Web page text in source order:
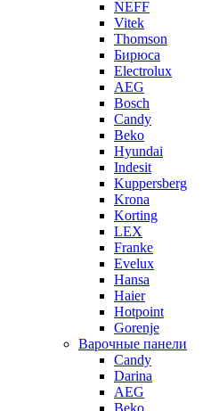
NEFF
Vitek
Thomson
Бирюса
Electrolux
AEG
Bosch
Candy
Beko
Hyundai
Indesit
Kuppersberg
Krona
Korting
LEX
Franke
Evelux
Hansa
Haier
Hotpoint
Gorenje
Варочные панели
Candy
Darina
AEG